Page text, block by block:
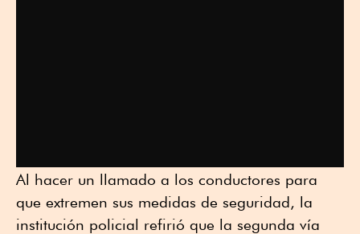
Al hacer un llamado a los conductores para
que extremen sus medidas de seguridad, la
institución policial refirió que la segunda vía